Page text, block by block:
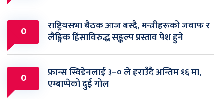
0 राष्ट्रियसभा बैठक आज बस्दै, मन्त्रीहरूको जवाफ र
लैङ्गिक हिंसाविरुद्ध सङ्कल्प प्रस्ताव पेश हुने
0 फ्रान्स स्विडेनलाई ३–० ले हराउँदै अन्तिम १६ मा,
एम्बाप्पेको दुई गोल